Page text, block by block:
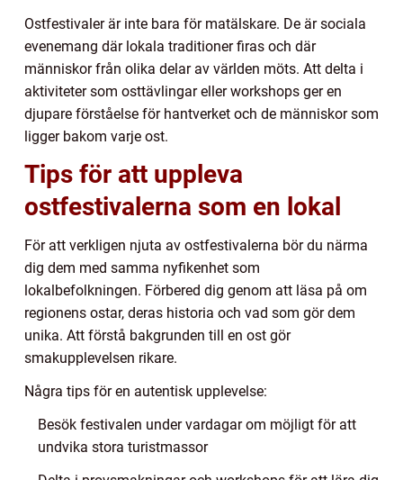
Ostfestivaler är inte bara för matälskare. De är sociala
evenemang där lokala traditioner firas och där
människor från olika delar av världen möts. Att delta i
aktiviteter som osttävlingar eller workshops ger en
djupare förståelse för hantverket och de människor som
ligger bakom varje ost.
Tips för att uppleva
ostfestivalerna som en lokal
För att verkligen njuta av ostfestivalerna bör du närma
dig dem med samma nyfikenhet som
lokalbefolkningen. Förbered dig genom att läsa på om
regionens ostar, deras historia och vad som gör dem
unika. Att förstå bakgrunden till en ost gör
smakupplevelsen rikare.
Några tips för en autentisk upplevelse:
Besök festivalen under vardagar om möjligt för att
undvika stora turistmassor